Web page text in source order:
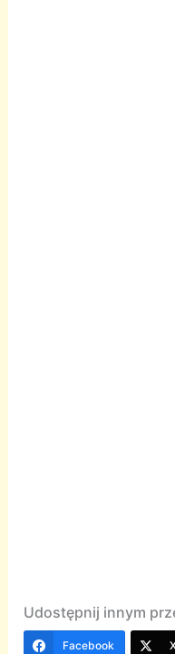
Udostępnij innym
Facebook